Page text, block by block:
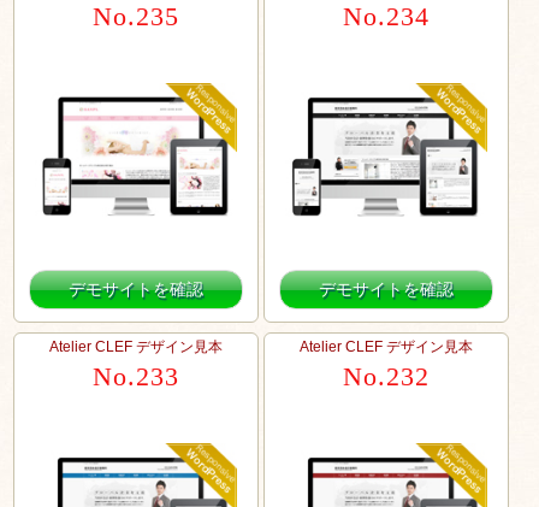
No.235
デモサイトを確認
No.234
デモサイトを確認
Atelier CLEF デザイン見本
No.233
Atelier CLEF デザイン見本
No.232